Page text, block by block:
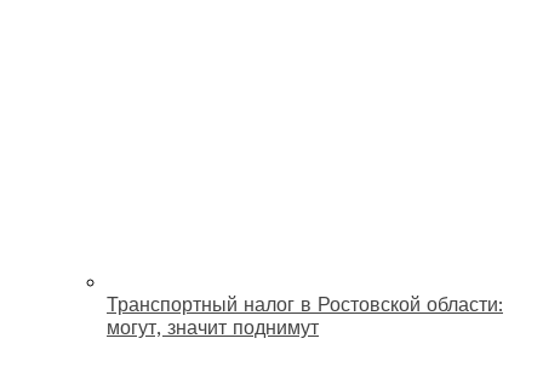
Транспортный налог в Ростовской области:
могут, значит поднимут